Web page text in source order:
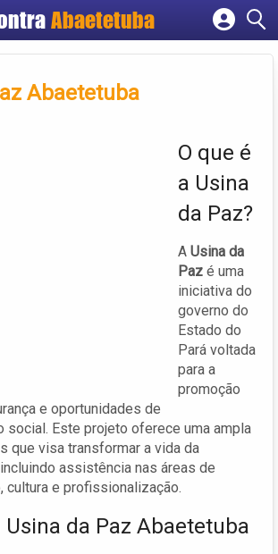
Abaetetuba
Cadastrar empresa
Criar conta
Abaetetuba
O que é
a Usina
da Paz?
A Usina da
Paz é uma
iniciativa do
governo do
Estado do
Pará voltada
para a
promoção
e oportunidades de
social. Este projeto oferece uma ampla
que visa transformar a vida da
assistência nas áreas de
cultura e profissionalização.
da Paz Abaetetuba